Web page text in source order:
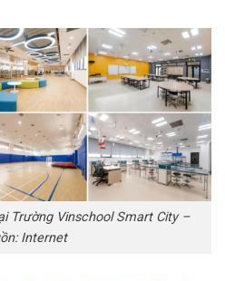
Trường Vinschool Smart City –
Internet